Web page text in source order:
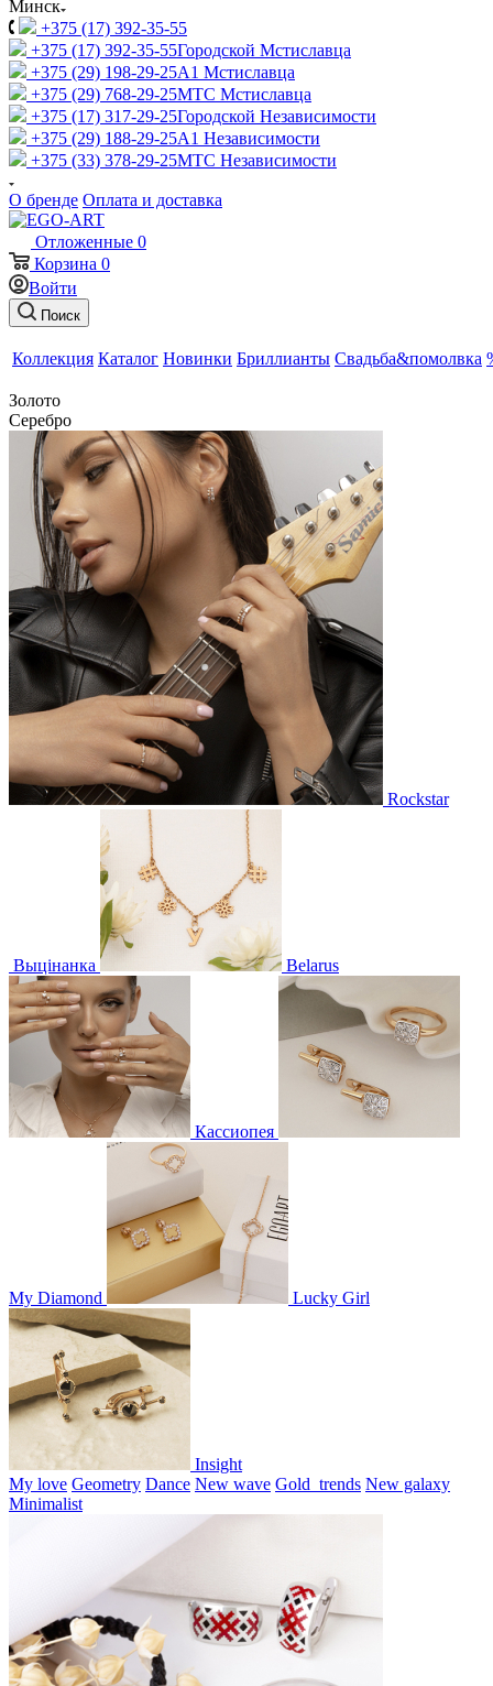
Минск
+375 (17) 392-35-55
+375 (17) 392-35-55Городской Мстиславца
+375 (29) 198-29-25A1 Мстиславца
+375 (29) 768-29-25МТС Мстиславца
+375 (17) 317-29-25Городской Независимости
+375 (29) 188-29-25A1 Независимости
+375 (33) 378-29-25МТС Независимости
О бренде Оплата и доставка
Отложенные 0
Корзина 0
Войти
Поиск
Коллекция Каталог Новинки Бриллианты Свадьба&помолвка
Золото
Серебро
Rockstar
Выцінанка Belarus
Кассиопея
My Diamond Lucky Girl
Insight
My love Geometry Dance New wave Gold_trends New galaxy
Minimalist